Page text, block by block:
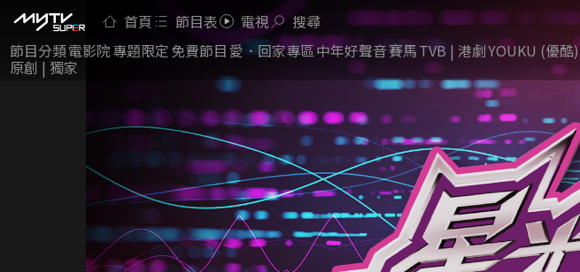
首頁 節目表 電視 搜尋
節目分類電影院專題限定免費節目 愛．回家專區中年好聲音賽馬TVB | 港劇YOUKU (優酷)
原創 | 獨家